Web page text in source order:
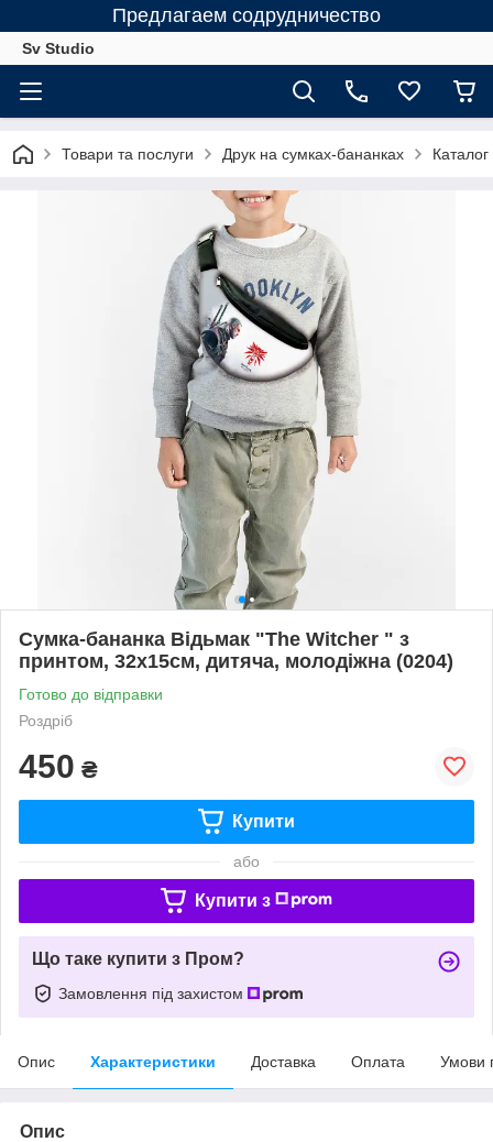
Предлагаем содрудничество
Sv Studio
Товари та послуги Друк на сумках-бананках
Сумка-бананка Відьмак "The Witcher " з
принтом, 32х15см, дитяча, молодіжна (0204)
Готово до відправки
Роздріб
450 ₴
Купити
або
Купити з
Що таке купити з Пром?
Замовлення під захистом
Опис Характеристики Доставка Оплата Умови
Опис